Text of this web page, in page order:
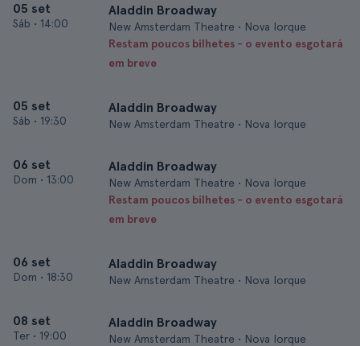
05 set
Sáb • 14:00
Aladdin Broadway
New Amsterdam Theatre • Nova Iorque
Restam poucos bilhetes - o evento esgotará
em breve
05 set
Sáb • 19:30
Aladdin Broadway
New Amsterdam Theatre • Nova Iorque
06 set
Dom • 13:00
Aladdin Broadway
New Amsterdam Theatre • Nova Iorque
Restam poucos bilhetes - o evento esgotará
em breve
06 set
Dom • 18:30
Aladdin Broadway
New Amsterdam Theatre • Nova Iorque
08 set
Ter • 19:00
Aladdin Broadway
New Amsterdam Theatre • Nova Iorque